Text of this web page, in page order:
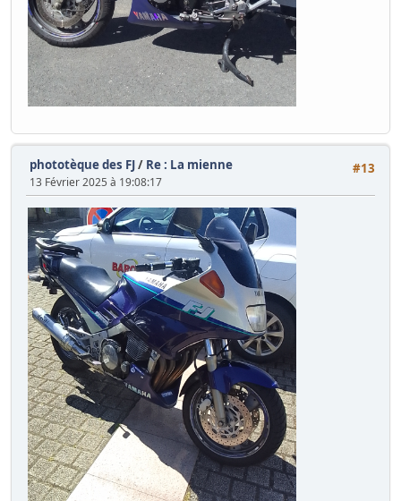
#13
phototèque des FJ/ Re : La mienne
13 Février 2025 à 19:08:17